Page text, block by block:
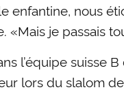
enfantine, nous
«Mais je passais
l’équipe suisse
lors du slalom